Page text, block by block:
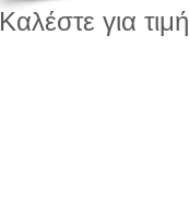
Καλέστε για τιμή